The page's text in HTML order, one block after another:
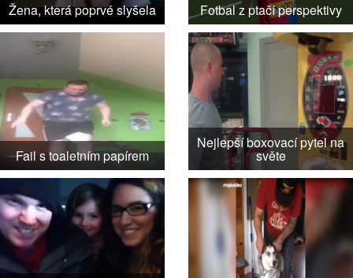
Žena, která poprvé slyšela Fotbal z ptačí perspektivy
Fail s toaletním papírem
Nejlepší boxovací pytel na
světe